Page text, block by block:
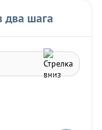
два шага